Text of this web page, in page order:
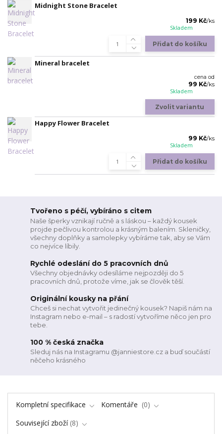
Midnight Stone Bracelet
199 Kč/ks
Skladem
Přidat do košíku
Mineral bracelet
cena od
99 Kč/ks
Skladem
Zvolit variantu
Happy Flower Bracelet
99 Kč/ks
Skladem
Přidat do košíku
Tvořeno s péčí, vybíráno s citem
Naše šperky vznikají ručně a s láskou – každý kousek
projde pečlivou kontrolou a krásným balením. Skleničky,
všechny doplňky a samolepky vybíráme tak, aby se Vám
co nejvíce líbily.
Rychlé odeslání do 5 pracovních dnů
Všechny objednávky odesíláme nejpozději do 5
pracovních dnů, protože víme, jak se člověk těší.
Originální kousky na přání
Chceš si nechat vytvořit jedinečný kousek? Napiš nám na
Instagram nebo e-mail – s radostí vytvoříme něco jen pro
tebe.
100 % česká značka
Sleduj nás na Instagramu @janniestore.cz a buď součástí
něčeho krásného
Kompletní specifikace Komentáře
0
Související zboží 8